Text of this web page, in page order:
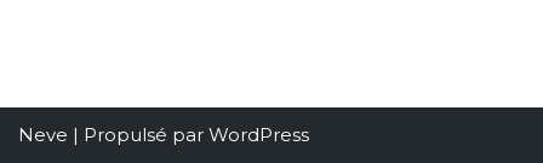
Neve | Propulsé par WordPress